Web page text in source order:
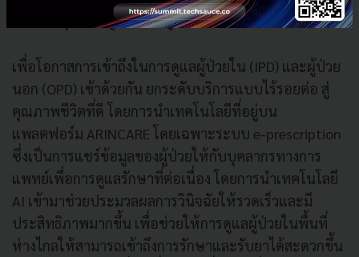
สาธารณสุข ให้มีผู้ป่วยเป็นศูนย์กลางมากขึ้น
เพื่อโอกาสการเข้าถึงในการดูแลผู้ป่วยใน (IPD) และผู้ป่วย
นอก (OPD) เข้าด้วยกัน ยกระดับบริการแบบไร้รอยต่อ สู่
คุณภาพชีวิตที่ดี โดยการนำเทคโนโลยีที่อยู่บน
แพลตฟอร์ม ARINCARE โดยเฉพาะระบบ e-prescription
ซึ่งเป็นการแชร์ข้อมูลของผู้ป่วยให้กับบุคลากรทางการ
แพทย์เพื่อการดูแลรักษาที่ต่อเนื่อง โดยการนำเทคโนโลยี
AI เข้ามาช่วยประมวลผลการวินิจฉัยให้รวดเร็วและมี
ประสิทธิภาพมากขึ้น เพื่อช่วยให้การดูแลผู้ป่วยในพื้นที่
ห่างไกลให้สามารถเข้าถึงการรักษาและรับยาได้สะดวกขึ้น